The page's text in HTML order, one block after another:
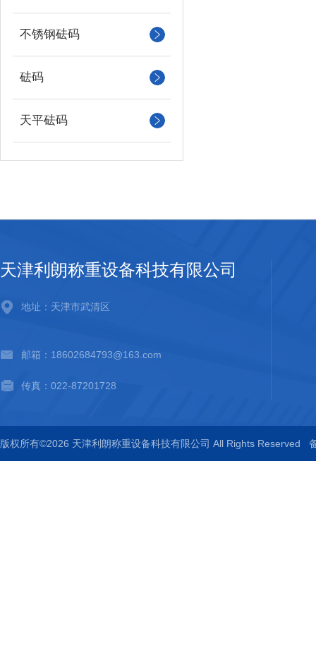
不锈钢砝码
砝码
天平砝码
天津利朗称重设备科技有限公司
地址：天津市武清区
邮箱：18602684793@163.com
传真：022-87201728
版权所有©2026 天津利朗称重设备科技有限公司 All Rights Reserved